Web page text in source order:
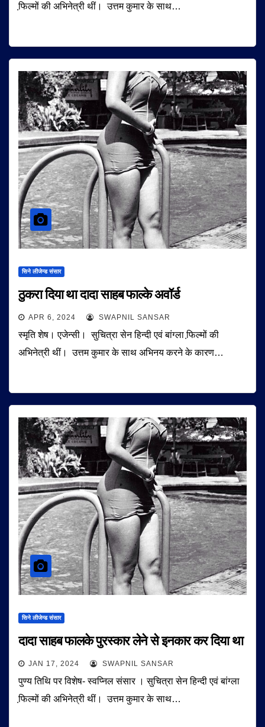
फि़ल्मों की अभिनेत्री थीं। उत्तम कुमार के साथ…
सिने लीजेन्ड संसार
ठुकरा दिया था दादा साहब फाल्के अवॉर्ड
APR 6, 2024 SWAPNIL SANSAR
स्मृति शेष। एजेन्सी। सुचित्रा सेन हिन्दी एवं बांग्ला फि़ल्मों की
अभिनेत्री थीं। उत्तम कुमार के साथ अभिनय करने के कारण…
सिने लीजेन्ड संसार
दादा साहब फालके पुरस्कार लेने से इनकार कर दिया था
JAN 17, 2024 SWAPNIL SANSAR
पुण्य तिथि पर विशेष- स्वप्निल संसार । सुचित्रा सेन हिन्दी एवं बांग्ला
फि़ल्मों की अभिनेत्री थीं। उत्तम कुमार के साथ…